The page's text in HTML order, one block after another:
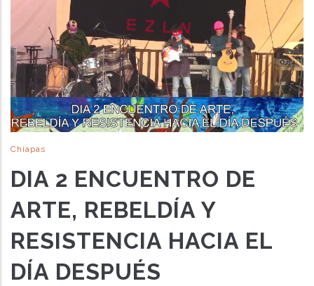
Chiapas
DIA 2 ENCUENTRO DE
ARTE, REBELDÍA Y
RESISTENCIA HACIA EL
DÍA DESPUÉS